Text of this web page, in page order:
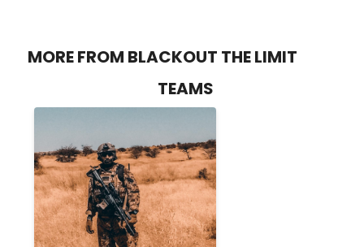
MORE FROM BLACKOUT THE LIMIT
TEAMS